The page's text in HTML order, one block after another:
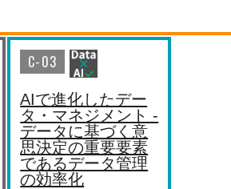
C-03
AIで進化したデー
タ・マネジメント -
データに基づく意
思決定の重要要素
であるデータ管理
の効率化